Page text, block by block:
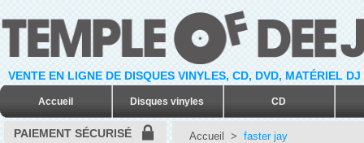
VENTE EN LIGNE DE DISQUES VINYLES, CD, DVD, MATÉRIEL
Accueil Disques vinyles CD
PAIEMENT SÉCURISÉ Accueil > faster jay